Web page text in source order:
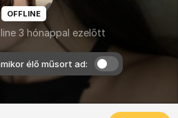
OFFLINE
3 hónappal ezelőtt
élő műsort ad: